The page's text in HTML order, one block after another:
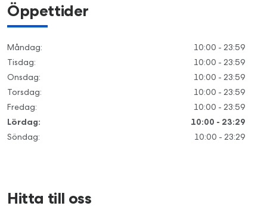
Öppettider
Måndag:
10:00 - 23:59
Tisdag:
10:00 - 23:59
Onsdag:
10:00 - 23:59
Torsdag:
10:00 - 23:59
Fredag:
10:00 - 23:59
Lördag:
10:00 - 23:29
Söndag: 10:00 - 23:29
Hitta till oss